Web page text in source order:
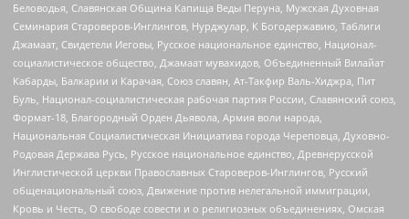
Беловодья, Славянская Община Капища Веды Перуна, Мужская Духовная
Семинария Староверов-Инглингов, Нурджулар, К Богодержавию, Таблиги
Джамаат, Свидетели Иеговы, Русское национальное единство, Национал-
социалистическое общество, Джамаат мувахидов, Объединенный Вилайат
Кабарды, Балкарии и Карачая, Союз славян, Ат-Такфир Валь-Хиджра, Пит
Буль, Национал-социалистическая рабочая партия России, Славянский союз,
Формат-18, Благородный Орден Дьявола, Армия воли народа,
Национальная Социалистическая Инициатива города Череповца, Духовно-
Родовая Держава Русь, Русское национальное единство, Древнерусской
Инглистической церкви Православных Староверов-Инглингов, Русский
общенациональный союз, Движение против нелегальной иммиграции,
Кровь и Честь, О свободе совести и о религиозных объединениях, Омская